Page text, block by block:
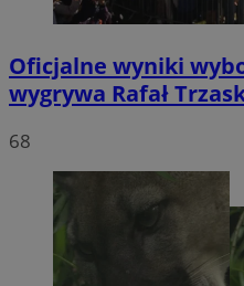
Oficjalne wyniki
wygrywa Rafał
68